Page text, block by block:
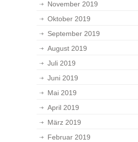
November 2019
Oktober 2019
September 2019
August 2019
Juli 2019
Juni 2019
Mai 2019
April 2019
März 2019
Februar 2019